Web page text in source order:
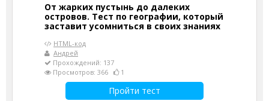
От жарких пустынь до далеких
островов. Тест по географии, который
заставит усомниться в своих знаниях
HTML-код
Андрей
Прохождений: 137
Просмотров: 366
1
Пройти тест